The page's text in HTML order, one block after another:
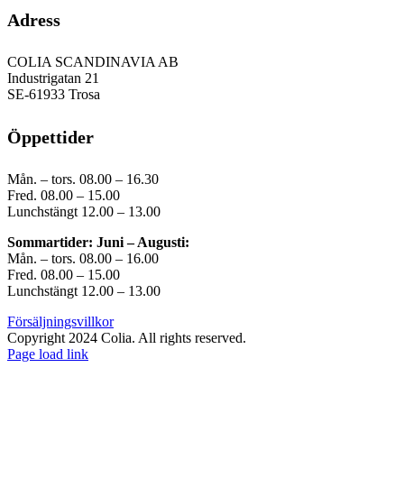
Adress
COLIA SCANDINAVIA AB
Industrigatan 21
SE-61933 Trosa
Öppettider
Mån. – tors. 08.00 – 16.30
Fred. 08.00 – 15.00
Lunchstängt 12.00 – 13.00
Sommartider: Juni – Augusti:
Mån. – tors. 08.00 – 16.00
Fred. 08.00 – 15.00
Lunchstängt 12.00 – 13.00
Försäljningsvillkor
Copyright 2024 Colia. All rights reserved.
Page load link